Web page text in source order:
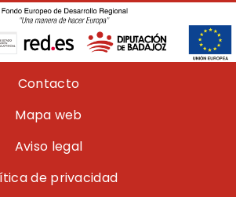
Contacto
Mapa web
Aviso legal
de privacidad